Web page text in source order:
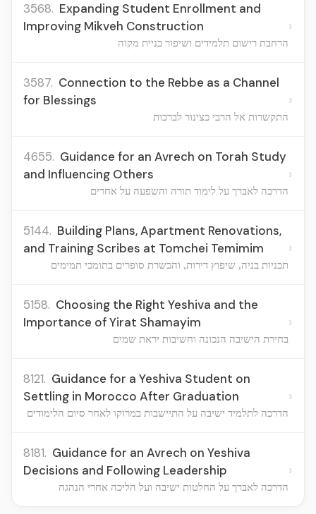
3568. Expanding Student Enrollment and
Improving Mikveh Construction
הרחבת רישום תלמידים ושיפור בניית מקוה
›
3587. Connection to the Rebbe as a Channel
for Blessings
התקשרות אל הרבי כצינור לברכות
›
4655. Guidance for an Avrech on Torah Study
and Influencing Others
הדרכה לאברך על לימוד תורה והשפעה על אחרים
›
5144. Building Plans, Apartment Renovations,
and Training Scribes at Tomchei Temimim
תכניות בניה, שיפוץ דירות, והכשרת סופרים בתומכי תמימים
›
5158. Choosing the Right Yeshiva and the
Importance of Yirat Shamayim
בחירת הישיבה הנכונה וחשיבות יראת שמים
›
8121. Guidance for a Yeshiva Student on
Settling in Morocco After Graduation
הדרכה לתלמיד ישיבה על התיישבות במרוקו לאחר סיום הלימודים
›
8181. Guidance for an Avrech on Yeshiva
Decisions and Following Leadership
הדרכה לאברך על החלטות ישיבה ועל הליכה אחרי הנהגה
›